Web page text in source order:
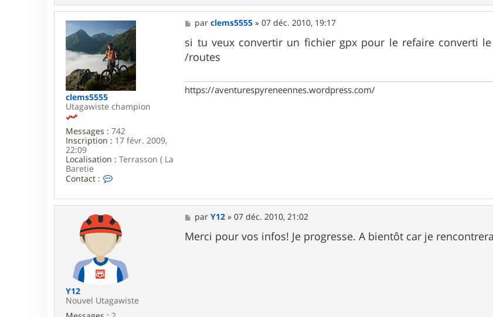
t
a
c
t
e
r
t
i
t
g
clems5555
Utagawiste champion
Messages : 742
Inscription : 17 févr. 2009,
22:09
Localisation : Terrasson ( La
Baretie
Contact :
n
t
c
t
e
c
e
s
M
e
a
parclems5555 »07 déc. 2010, 19:17
si tu veux convertir un fichier gpx pour le refaire converti
/routes
https://aventurespyreneennes.wordpress.com/
Y12
Nouvel Utagawiste
M
e
s
s
parY12 »07 déc. 2010, 21:02
Merci pour vos infos! Je progresse. A bientôt car je